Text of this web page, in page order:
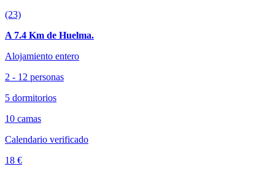
(23)
A 7.4 Km de Huelma.
Alojamiento entero
2 - 12 personas
5 dormitorios
10 camas
Calendario verificado
18 €